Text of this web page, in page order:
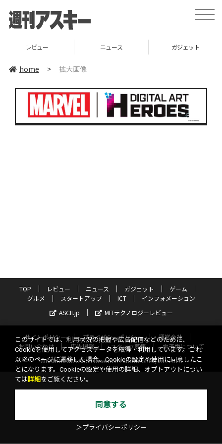
toggle
レビュー ニュース ガジェット
home > 拡大画像
TOP レビュー ニュース ガジェット
ゲーム
グルメ
スタートアップ ICT
インフォメーション
ASCII.jp
MITテクノロジーレビュー
サイトポリシー プライバシーポリシー
運営会社
お問い合わせ
広告掲載 スタッフ募集
電子版について
©KADOKAWA ASCII Research Laboratories, Inc. 2026
このサイトでは、利用状況の把握や広告配信などのために、
Cookieを使用してアクセスデータを取得・利用しています。これ
以降のページに遷移した場合、Cookieの設定や使用に同意したこ
とになります。Cookieの設定や使用の詳細、オプトアウトについ
ては詳細 をご覧ください。
同意する
＞プライバシーポリシー